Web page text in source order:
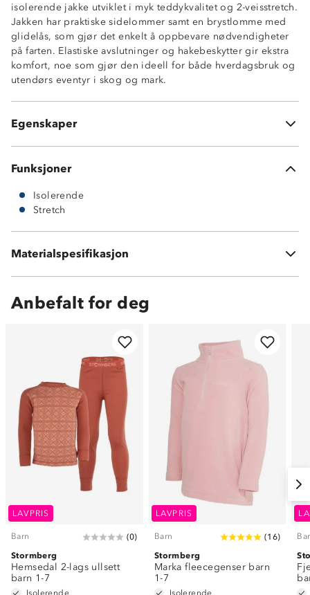
isolerende jakke utviklet i myk teddykvalitet og 2-veisstretch.
Jakken har praktiske sidelommer samt en brystlomme med
glidelås, som gjør det enkelt å oppbevare nødvendigheter
på farten. Elastiske avslutninger og hakebeskytter gir ekstra
komfort, noe som gjør den ideell for både hverdagsbruk og
utendørs eventyr i skog og mark.
Egenskaper
Isolerende
2-veisstretch
Høy krage
2 sidelommer
1 brystlomme med glidelås
Kontrastfelt på bryst og skuldre
Knagghempe i nakken
Funksjoner
Isolerende
Stretch
Materialspesifikasjon
100 % polyester
Anbefalt for deg
LAVPRIS
Barn (0)
Stormberg
Hemsedal 2-lags ullsett
barn 1-7
Isolerende
LAVPRIS
Barn (16)
Stormberg
Marka fleecegenser barn
1-7
Isolerende